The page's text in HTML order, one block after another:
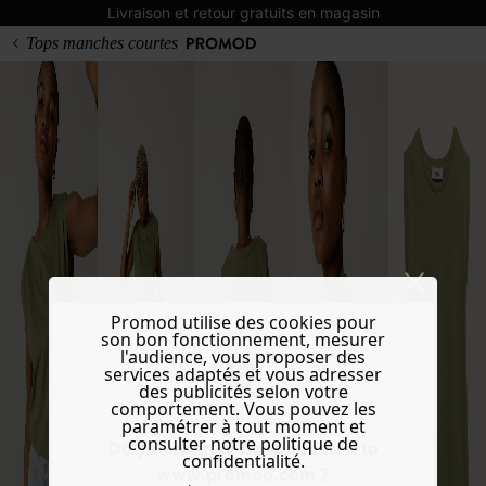
Livraison et retour gratuits en magasin
Do you want to be redirected to
www.promod.com ?
Tops manches courtes
Promod utilise des cookies pour
son bon fonctionnement, mesurer
l'audience, vous proposer des
services adaptés et vous adresser
des publicités selon votre
comportement. Vous pouvez les
paramétrer à tout moment et
consulter notre politique de
confidentialité.